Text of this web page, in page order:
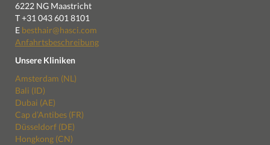
6222 NG Maastricht
T +31 043 601 8101
E besthair@hasci.com
Anfahrtsbeschreibung
Unsere Kliniken
Amsterdam (NL)
Bali (ID)
Dubai (AE)
Cap d’Antibes (FR)
Düsseldorf (DE)
Hongkong (CN)